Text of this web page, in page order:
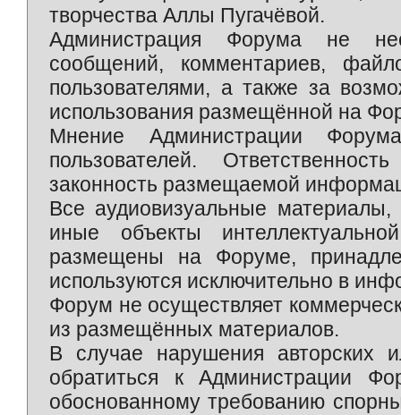
творчества Аллы Пугачёвой.
Администрация Форума не
сообщений, комментариев,
пользователями, а также за
использования размещённой на
Мнение Администрации
пользователей.
законность размещаемой
Все аудиовизуальные
иные объекты
размещены на Форуме,
используются исключительно в
Форум не осуществляет
из размещённых материалов.
В случае нарушения авторских
обратиться к Администрации
обоснованному требованию